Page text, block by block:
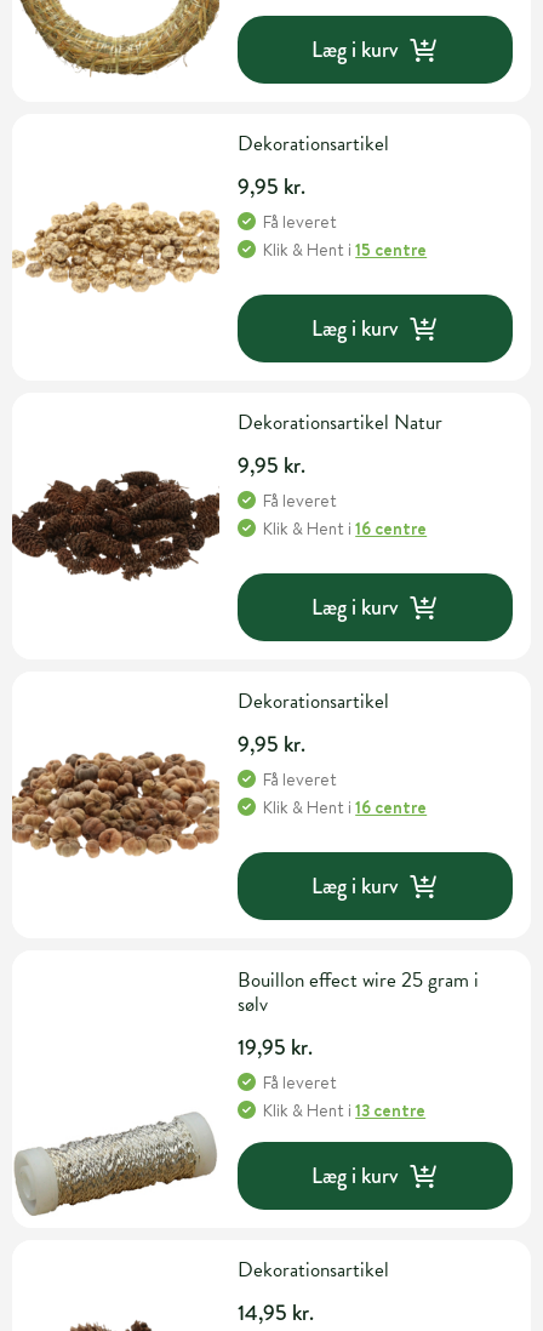
Læg i kurv
Dekorationsartikel
9,95 kr.
Få leveret
Klik & Hent i15 centre
Læg i kurv
Dekorationsartikel Natur
9,95 kr.
Få leveret
Klik & Hent i16 centre
Læg i kurv
Dekorationsartikel
9,95 kr.
Få leveret
Klik & Hent i16 centre
Læg i kurv
Bouillon effect wire 25 gram i
sølv
19,95 kr.
Få leveret
Klik & Hent i13 centre
Læg i kurv
Dekorationsartikel
14,95 kr.